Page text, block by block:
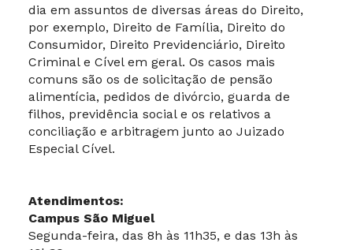
dia em assuntos de diversas áreas do Direito,
por exemplo, Direito de Família, Direito do
Consumidor, Direito Previdenciário, Direito
Criminal e Cível em geral. Os casos mais
comuns são os de solicitação de pensão
alimentícia, pedidos de divórcio, guarda de
filhos, previdência social e os relativos a
conciliação e arbitragem junto ao Juizado
Especial Cível.
Atendimentos:
Campus São Miguel
Segunda-feira, das 8h às 11h35, e das 13h às